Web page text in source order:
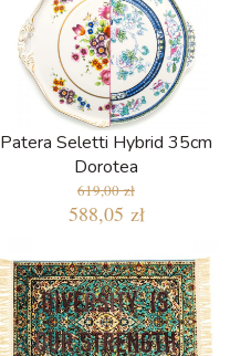
Patera Seletti Hybrid 35cm
Dorotea
619,00 zł
588,05 zł